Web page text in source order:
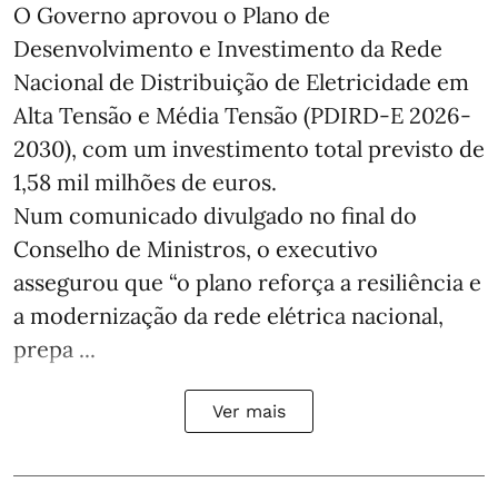
O Governo aprovou o Plano de
Desenvolvimento e Investimento da Rede
Nacional de Distribuição de Eletricidade em
Alta Tensão e Média Tensão (PDIRD-E 2026-
2030), com um investimento total previsto de
1,58 mil milhões de euros.
Num comunicado divulgado no final do
Conselho de Ministros, o executivo
assegurou que “o plano reforça a resiliência e
a modernização da rede elétrica nacional,
prepa ...
Ver mais